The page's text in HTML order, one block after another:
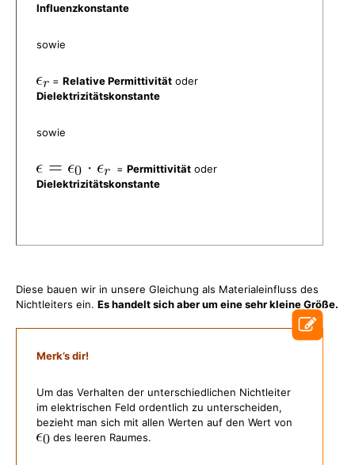
Influenzkonstante
sowie
= Relative Permittivität oder
Dielektrizitätskonstante
sowie
= Permittivität oder
Dielektrizitätskonstante
Diese bauen wir in unsere Gleichung als Materialeinfluss des
Nichtleiters ein. Es handelt sich aber um eine sehr kleine Größe.
Merk’s dir!
Um das Verhalten der unterschiedlichen Nichtleiter
im elektrischen Feld ordentlich zu unterscheiden,
bezieht man sich mit allen Werten auf den Wert von
des leeren Raumes.